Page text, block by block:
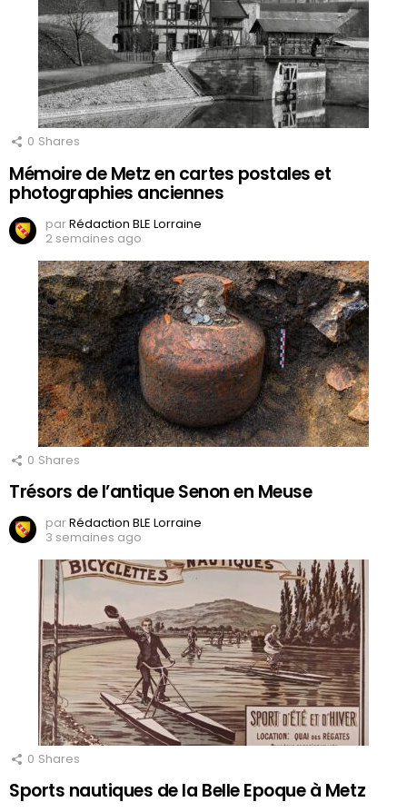
0 Shares
Mémoire de Metz en cartes postales et
photographies anciennes
parRédaction BLE Lorraine
2 semaines ago
0 Shares
Trésors de l’antique Senon en Meuse
parRédaction BLE Lorraine
3 semaines ago
0 Shares
Sports nautiques de la Belle Epoque à Metz